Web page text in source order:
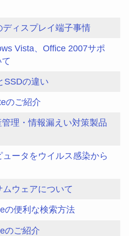
ディスプレイ端子事情
Vista、Office 2007サポ
SSDの違い
のご紹介
管理・情報漏えい対策製品
ュータをウイルス感染から
ムウェアについて
の便利な検索方法
のご紹介